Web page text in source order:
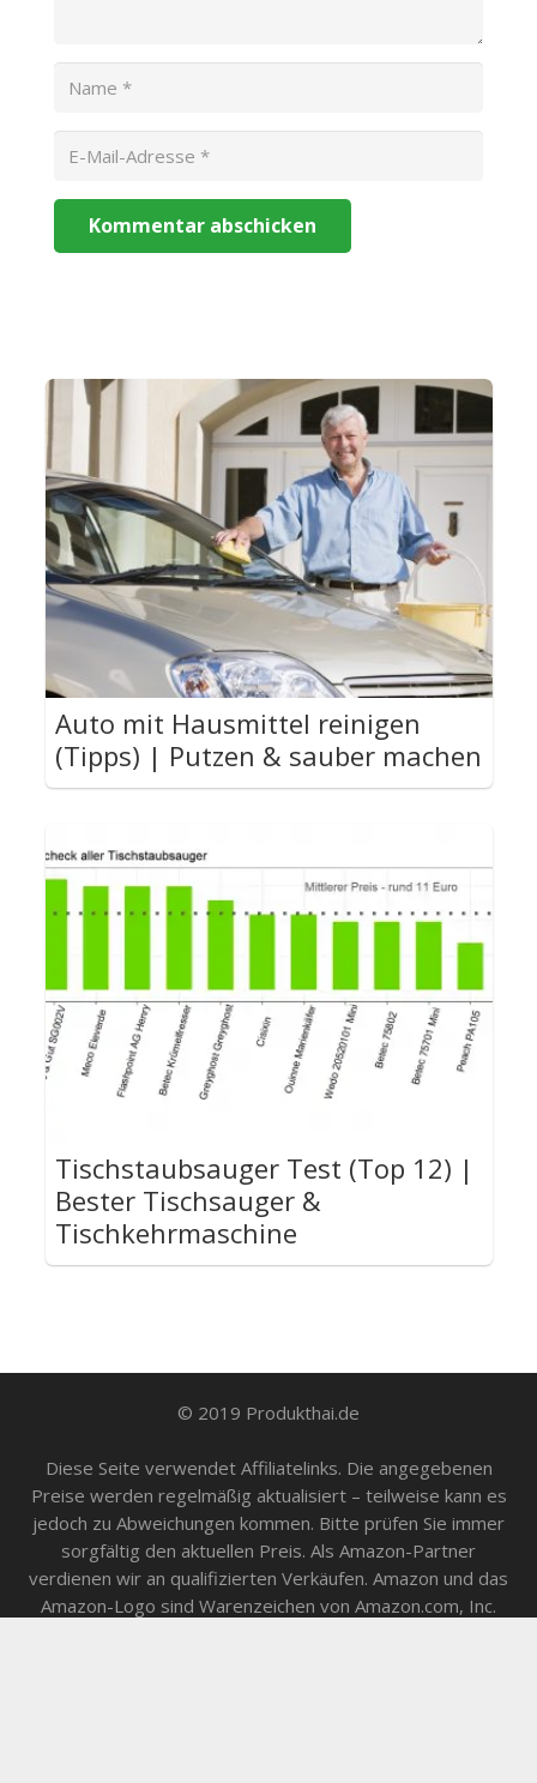
Kommentar abschicken
Auto mit Hausmittel reinigen
(Tipps) | Putzen & sauber machen
Tischstaubsauger Test (Top 12) |
Bester Tischsauger &
Tischkehrmaschine
© 2019 Produkthai.de
Diese Seite verwendet Affiliatelinks. Die angegebenen
Preise werden regelmäßig aktualisiert – teilweise kann es
jedoch zu Abweichungen kommen. Bitte prüfen Sie immer
sorgfältig den aktuellen Preis. Als Amazon-Partner
verdienen wir an qualifizierten Verkäufen. Amazon und das
Amazon-Logo sind Warenzeichen von Amazon.com, Inc.